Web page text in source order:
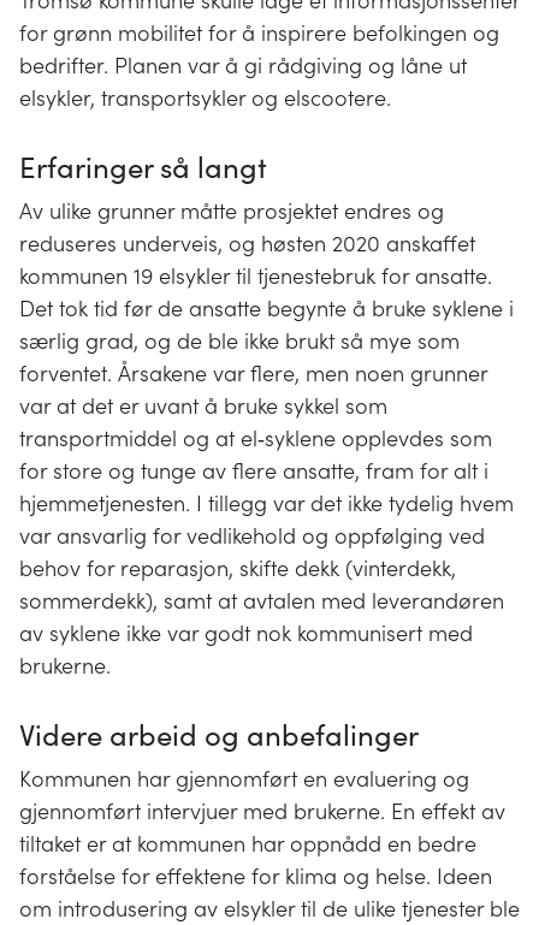
for grønn mobilitet for å inspirere befolkingen og
bedrifter. Planen var å gi rådgiving og låne ut
elsykler, transportsykler og elscootere.
Erfaringer så langt
Av ulike grunner måtte prosjektet endres og
reduseres underveis, og høsten 2020 anskaffet
kommunen 19 elsykler til tjenestebruk for ansatte.
Det tok tid før de ansatte begynte å bruke syklene i
særlig grad, og de ble ikke brukt så mye som
forventet. Årsakene var flere, men noen grunner
var at det er uvant å bruke sykkel som
transportmiddel og at el‐syklene opplevdes som
for store og tunge av flere ansatte, fram for alt i
hjemmetjenesten. I tillegg var det ikke tydelig hvem
var ansvarlig for vedlikehold og oppfølging ved
behov for reparasjon, skifte dekk (vinterdekk,
sommerdekk), samt at avtalen med leverandøren
av syklene ikke var godt nok kommunisert med
brukerne.
Videre arbeid og anbefalinger
Kommunen har gjennomført en evaluering og
gjennomført intervjuer med brukerne. En effekt av
tiltaket er at kommunen har oppnådd en bedre
forståelse for effektene for klima og helse. Ideen
om introdusering av elsykler til de ulike tjenester ble